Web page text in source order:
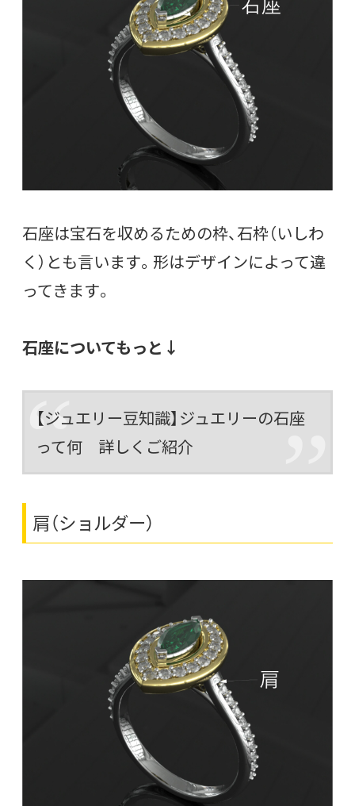
石座は宝石を収めるための枠、石枠（いしわ
く）とも言います。形はデザインによって違
ってきます。
石座についてもっと↓
【ジュエリー豆知識】ジュエリーの石座
って何 詳しくご紹介
肩（ショルダー）